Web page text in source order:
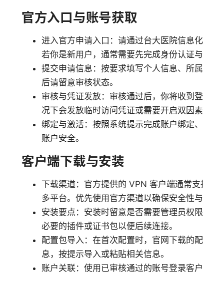
官方入口与账号获取
进入官方申请入口：请通过台大医院信息
若你是新用户，通常需要先完成身份认证与
提交申请信息：按要求填写个人信息、所
后请留意审核状态。
审核与凭证发放：审核通过后，你将收到
况下会发放临时访问凭证或需要开启双因素
绑定与激活：按照系统提示完成账户绑定
账户安全。
客户端下载与安装
下载渠道：官方提供的 VPN 客户端通常
多平台。优先使用官方渠道以确保安全性与
安装要点：安装时留意是否需要管理员权
必要的插件或证书包以便后续连接。
配置包导入：在首次配置时，官网下载的
息，按提示导入或粘贴相关信息。
账户关联：使用已审核通过的账号登录客